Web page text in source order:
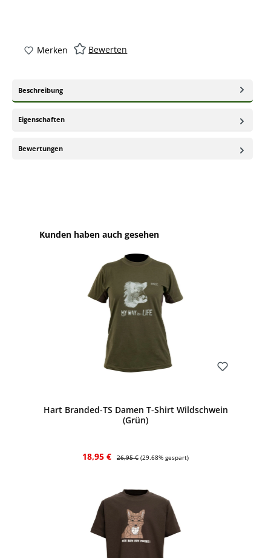
Merken Bewerten
Beschreibung
Eigenschaften
Bewertungen
Produktgalerie überspringen
Kunden haben auch gesehen
Hart Branded-TS Damen T-Shirt Wildschwein
(Grün)
Verkaufspreis:
18,95 € Regulärer Preis:
26,95 € (29.68% gespart)